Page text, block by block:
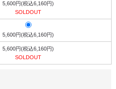
5,600円(税込6,160円)
SOLDOUT
5,600円(税込6,160円)
5,600円(税込6,160円)
SOLDOUT